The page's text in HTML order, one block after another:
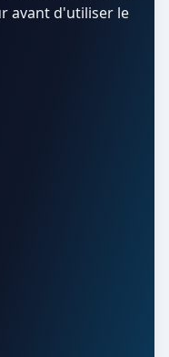
avant d'utiliser le